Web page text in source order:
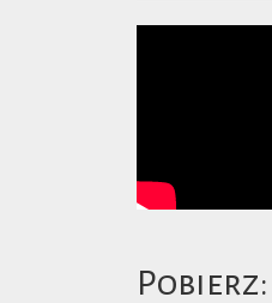
Pobierz: